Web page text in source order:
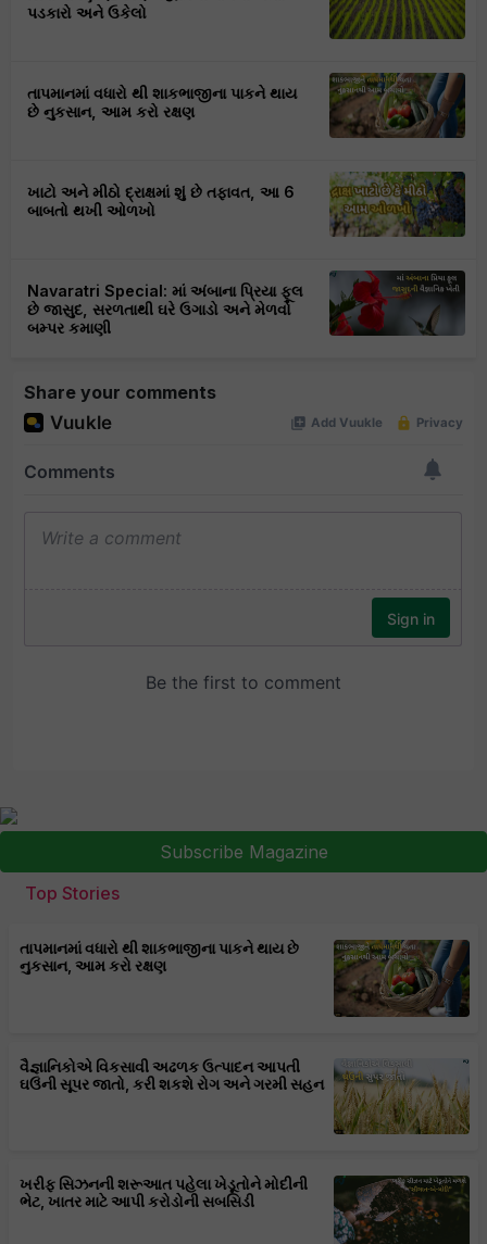
પડકારો અને ઉકેલો
તાપમાનમાં વધારો થી શાકભાજીના પાકને થાય
છે નુકસાન, આમ કરો રક્ષણ
ખાટો અને મીઠો દ્રાક્ષમાં શું છે તફાવત, આ 6
બાબતો થખી ઓળખો
Navaratri Special: માં અંબાના પ્રિયા ફૂલ
છે જાસુદ, સરળતાથી ઘરે ઉગાડો અને મેળવો
બમ્પર કમાણી
Share your comments
Subscribe Magazine
Top Stories
તાપમાનમાં વધારો થી શાકભાજીના પાકને થાય છે
નુકસાન, આમ કરો રક્ષણ
વૈજ્ઞાનિકોએ વિકસાવી અઢળક ઉત્પાદન આપતી
ઘઉંની સૂપર જાતો, કરી શકશે રોગ અને ગરમી સહન
ખરીફ સિઝનની શરૂઆત પહેલા ખેડૂતોને મોદીની
ભેટ, ખાતર માટે આપી કરોડોની સબસિડી